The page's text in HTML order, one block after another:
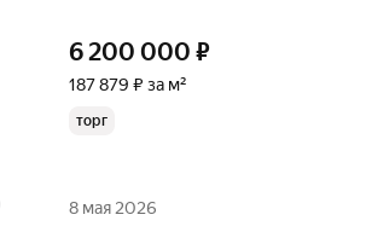
6 200 000 ₽
187 879 ₽ за м²
торг
8 мая 2026